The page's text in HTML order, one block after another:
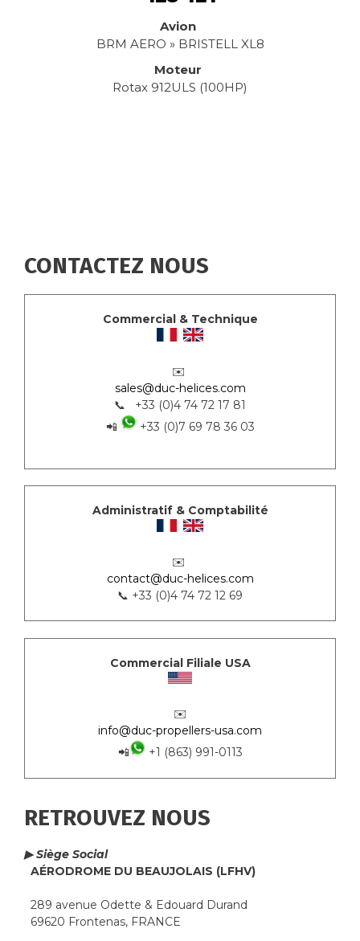
Avion
BRM AERO » BRISTELL XL8
Moteur
Rotax 912ULS (100HP)
CONTACTEZ NOUS
Commercial & Technique
✉️
sales@duc-helices.com
📞 +33 (0)4 74 72 17 81
📲
+33 (0)7 69 78 36 03
Administratif & Comptabilité
✉️
contact@duc-helices.com
📞 +33 (0)4 74 72 12 69
Commercial Filiale USA
✉️
info@duc-propellers-usa.com
📲
+1 (863) 991-0113
RETROUVEZ NOUS
▶ Siège Social
AÉRODROME DU BEAUJOLAIS (LFHV)
289 avenue Odette & Edouard Durand
69620 Frontenas, FRANCE